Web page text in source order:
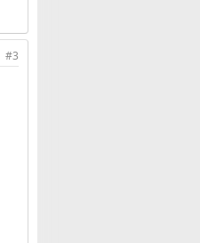
#3